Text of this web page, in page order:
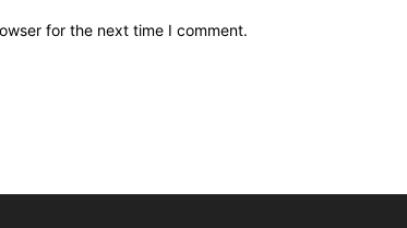
for the next time I comment.